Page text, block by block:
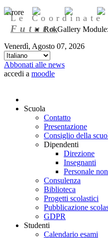
Errore
RokGallery
Venerdì, Agosto 07, 2026
Abbonati alle news
accedi a moodle
Le
Futuro
Scuola
Contatto
Presentazione
Consiglio della
Dipendenti
Direzione
Insegnanti
Personale
Consulenza
Biblioteca
Progetti scolastici
Pubblicazione
GDPR
Studenti
Calendario esami